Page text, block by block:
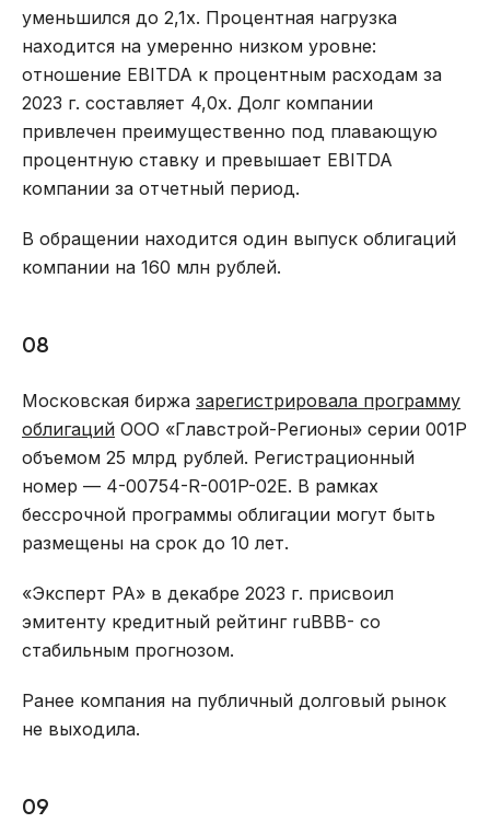
уменьшился до 2,1х. Процентная нагрузка
находится на умеренно низком уровне:
отношение EBITDA к процентным расходам за
2023 г. составляет 4,0х. Долг компании
привлечен преимущественно под плавающую
процентную ставку и превышает EBITDA
компании за отчетный период.
В обращении находится один выпуск облигаций
компании на 160 млн рублей.
08
Московская биржа зарегистрировала программу
облигаций ООО «Главстрой-Регионы» серии 001P
объемом 25 млрд рублей. Регистрационный
номер — 4-00754-R-001P-02E. В рамках
бессрочной программы облигации могут быть
размещены на срок до 10 лет.
«Эксперт РА» в декабре 2023 г. присвоил
эмитенту кредитный рейтинг ruBBB- со
стабильным прогнозом.
Ранее компания на публичный долговый рынок
не выходила.
09